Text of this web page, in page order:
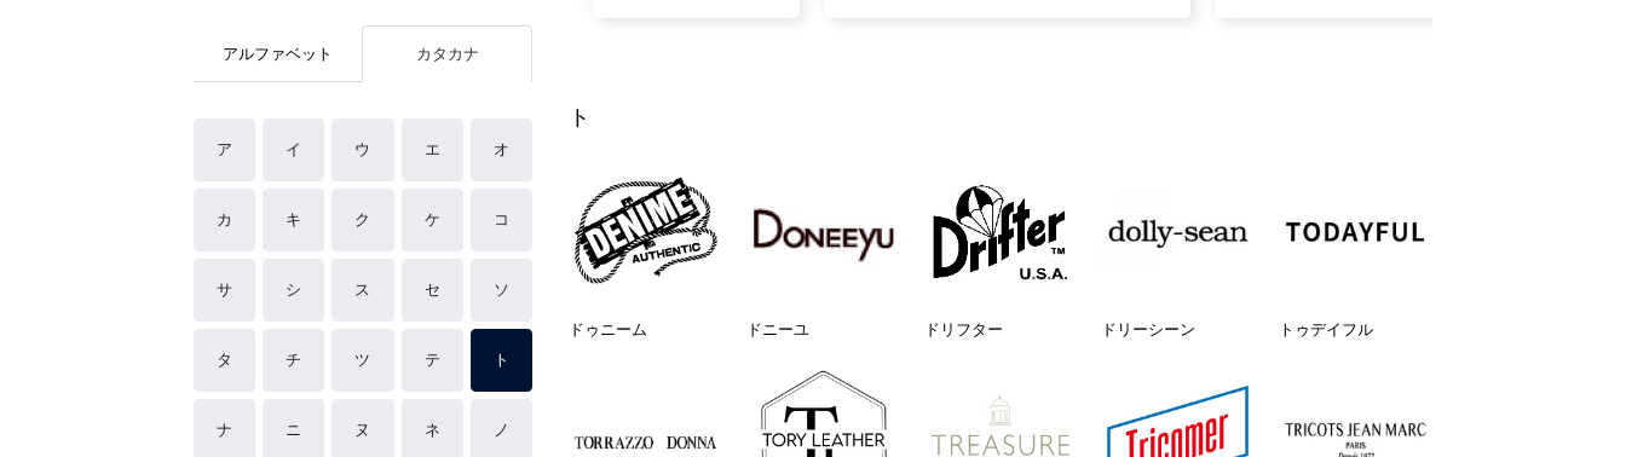
アルファベット カタカナ
ア イ ウ エ オ
カ キ ク ケ コ
サ シ ス セ ソ
タ チ ツ テ ト
ナ ニ ヌ ネ ノ
ト
ドゥニーム ドニーユ ドリフター ドリーシーン トゥデイフル